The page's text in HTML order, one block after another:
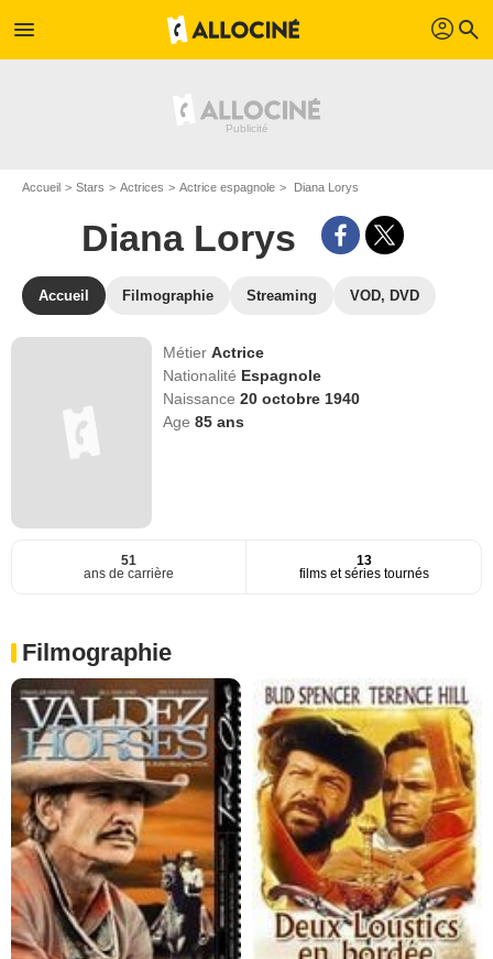
menu profil search
Accueil Stars Actrices Actrice espagnole Diana Lorys
Diana Lorys
Accueil Filmographie Streaming VOD, DVD
MétierActrice
Nationalité Espagnole
Naissance20 octobre 1940
Age85 ans
51
ans de carrière
13
films et séries tournés
Filmographie